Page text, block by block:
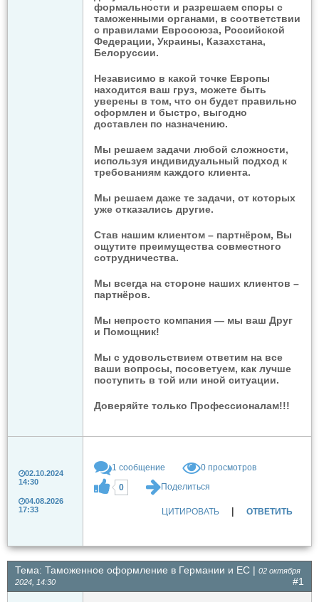
формальности и разрешаем споры с
таможенными органами, в соответствии
с правилами Евросоюза, Российской
Федерации, Украины, Казахстана,
Белоруссии.
Независимо в какой точке Европы
находится ваш груз, можете быть
уверены в том, что он будет правильно
оформлен и быстро, выгодно
доставлен по назначению.
Мы решаем задачи любой сложности,
используя индивидуальный подход к
требованиям каждого клиента.
Мы решаем даже те задачи, от которых
уже отказались другие.
Став нашим клиентом – партнёром, Вы
ощутите преимущества совместного
сотрудничества.
Мы всегда на стороне наших клиентов –
партнёров.
Мы непросто компания — мы ваш Друг
и Помощник!
Мы с удовольствием ответим на все
ваши вопросы, посоветуем, как лучше
поступить в той или иной ситуации.
Доверяйте только Профессионалам!!!
02.10.2024
14:30
04.08.2026
17:33
1 сообщение
0 просмотров
0
Поделиться
ЦИТИРОВАТЬ | ОТВЕТИТЬ
Тема: Таможенное оформление в Германии и ЕС | 02 октября
2024, 14:30
#1